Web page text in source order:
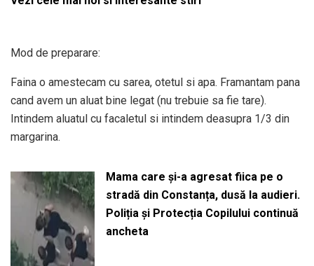
Mod de preparare:
Faina o amestecam cu sarea, otetul si apa. Framantam pana
cand avem un aluat bine legat (nu trebuie sa fie tare).
Intindem aluatul cu facaletul si intindem deasupra 1/3 din
margarina.
Mama care și-a agresat fiica pe o
stradă din Constanța, dusă la audieri.
Poliția și Protecția Copilului continuă
ancheta